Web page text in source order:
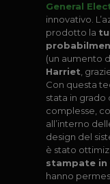
General
innovativo.
prodotto la
(un aumento
Harriet ,
Con questa
stata in
complesse,
all’interno
design del
è stato
stampate in
hanno